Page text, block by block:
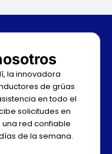
la innovadora
de grúas
en todo el
solicitudes en
red confiable
de la semana.